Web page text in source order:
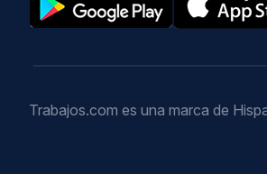
Trabajos.com es una marca de